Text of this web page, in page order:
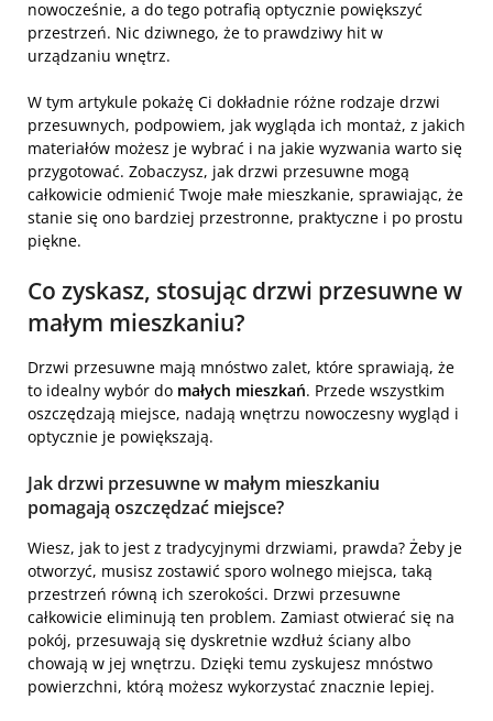
nowocześnie, a do tego potrafią optycznie powiększyć
przestrzeń. Nic dziwnego, że to prawdziwy hit w
urządzaniu wnętrz.
W tym artykule pokażę Ci dokładnie różne rodzaje drzwi
przesuwnych, podpowiem, jak wygląda ich montaż, z jakich
materiałów możesz je wybrać i na jakie wyzwania warto się
przygotować. Zobaczysz, jak drzwi przesuwne mogą
całkowicie odmienić Twoje małe mieszkanie, sprawiając, że
stanie się ono bardziej przestronne, praktyczne i po prostu
piękne.
Co zyskasz, stosując drzwi przesuwne w
małym mieszkaniu?
Drzwi przesuwne mają mnóstwo zalet, które sprawiają, że
to idealny wybór do małych mieszkań. Przede wszystkim
oszczędzają miejsce, nadają wnętrzu nowoczesny wygląd i
optycznie je powiększają.
Jak drzwi przesuwne w małym mieszkaniu
pomagają oszczędzać miejsce?
Wiesz, jak to jest z tradycyjnymi drzwiami, prawda? Żeby je
otworzyć, musisz zostawić sporo wolnego miejsca, taką
przestrzeń równą ich szerokości. Drzwi przesuwne
całkowicie eliminują ten problem. Zamiast otwierać się na
pokój, przesuwają się dyskretnie wzdłuż ściany albo
chowają w jej wnętrzu. Dzięki temu zyskujesz mnóstwo
powierzchni, którą możesz wykorzystać znacznie lepiej.